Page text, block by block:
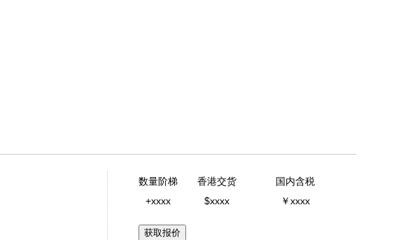
数量阶梯 香港交货
国内含税
+xxxx
$xxxx ￥xxxx
获取报价